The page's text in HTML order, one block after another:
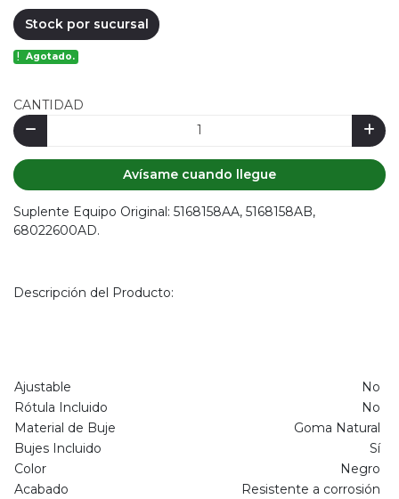
Stock por sucursal
Agotado.
CANTIDAD
Avísame cuando llegue
Suplente Equipo Original: 5168158AA, 5168158AB,
68022600AD.
Descripción del Producto:
Ajustable
No
Rótula Incluido
No
Material de Buje
Goma Natural
Bujes Incluido
Sí
Color
Negro
Acabado
Resistente a corrosión